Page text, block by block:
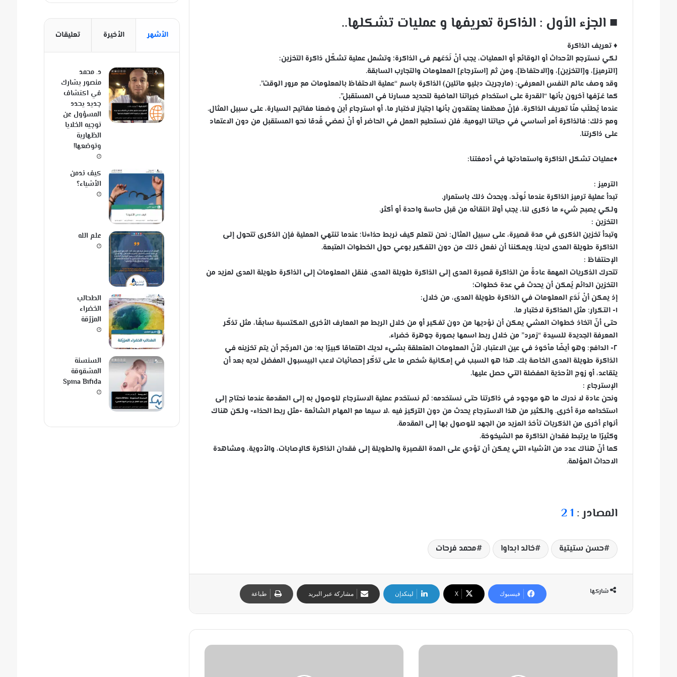
■ الجزء الأول : الذاكرة تعريفها و عمليات تشكلها..
♦️تعريف الذاكرة
لكي نسترجع الأحداث أو الوقائع أو العمليات، يجب أنْ نَدَعَهم فى الذاكرة؛ وتشمل عملية تشكّل ذاكرة التخزين:
[الترميز]، و[التخزين]، و[الاحتفاظ]، ومن ثم [استرجاع] المعلومات والتجارب السابقة.
وقد وصف عالم النفس المعرفي: (مارجريت دبليو ماتلين) الذاكرة باسم “عملية الاحتفاظ بالمعلومات مع مرور الوقت”.
كما عَـرّفها آخرون بأنها “القدرة على استخدام خبراتنا الماضية لتحديد مسارنا في المستقبل”.
عندما يُطلَب منّا تعريف الذاكرة، فإنّ معظمنا يعتقدون بأنها اجتياز لاختبار ما، أو استرجاع أين وضعنا مفاتيح السيارة، على سبيل المثال.
ومع ذلك؛ فالذاكرة أمر أساسي في حياتنا اليومية. فلن نستطيع العمل في الحاضر أو أنْ نمضي قُدمًا نحو المستقبل من دون الاعتماد
على ذاكرتنا.
♦️عمليات تشكل الذاكرة واستعادتها في أدمغتنا:
الترميز :
تبدأ عملية ترميز الذاكرة عندما نُولَـد، ويحدث ذلك باستمرار.
ولكي يصبح شيء ما ذكرى لنا، يجب أولاً انتقائه من قبل حاسة واحدة أو أكثر.
التخزين :
وتبدأ تخزين الذكرى في مدة قصيرة، على سبيل المثال: نحن نتعلم كيف نربط حذاءنا؛ عندما تنتهي العملية فإن الذكرى تتحول إلى
الذاكرة طويلة المدى لدينا. ويمكننا أن نفعل ذلك من دون التفكير بوعي حول الخطوات المتبعة.
الإحنتفاظ :
تتحرك الذكريات المهمة عادةً من الذاكرة قصيرة المدى إلى الذاكرة طويلة المدى. فنقل المعلومات إلى الذاكرة طويلة المدى لمزيد من
التخزين الدائم يُمكن أن يحدث في عدة خطوات؛
إذ يمكن أنْ نَدَع المعلومات في الذاكرة طويلة المدى، من خلال:
١- التكرار: مثل المذاكرة لاختبار ما.
حتى أنّ اتخاذ خطوات المشي يمكن أن نؤديها من دون تفكير أو من خلال الربط مع المعارف الأخرى المكتسبة سابقًا، مثل تذكّر
المعرفة الجديدة للسيدة “زمرد” من خلال ربط اسمها بصورة جوهرة خضراء.
٢- الدافع: وهو أيضًا مأخوذ في عين الاعتبار، لأنّ المعلومات المتعلقة بشيء لديك اهتمامًا كبيرًا به؛ من المرجّح أن يتم تخزينه في
الذاكرة طويلة المدى الخاصة بك. هذا هو السبب في إمكانية شخص ما على تذكّر إحصائيات لاعب البيسبول المفضل لديه بعد أن
يتقاعد، أو زوج الأحذية المفضلة التي حصل عليها.
الإسترجاع :
ونحن عادة لا ندرك ما هو موجود في ذاكرتنا حتى نستخدمه؛ ثم نستخدم عملية الاسترجاع للوصول به إلى المقدمة عندما نحتاج إلى
استخدامه مرة أخرى. والكثير من هذا الاسترجاع يحدث من دون التركيز فيه ،لا سيما مع المهام الشائعة -مثل ربط الحذاء- ولكن هناك
أنواع أخرى من الذكريات تأخذ المزيد من الجهد للوصول بها إلى المقدمة.
وكثيرًا ما يرتبط فقدان الذاكرة مع الشيخوخة.
كما أنّ هناك عدد من الأشياء التي يمكن أن تؤدي على المدة القصيرة والطويلة إلى فقدان الذاكرة كالإصابات، والأدوية، ومشاهدة
الاحداث المؤلمة.
المصادر : 1
2
حسن ستيتية خالد ابداوا محمد فرحات
شاركها فيسبوك ‫X لينكدإن مشاركة عبر البريد طباعة
ح
ق
الأشهر الأخيرة تعليقات
د. محمد
منصور يشارك
في اكتشاف
جديد يحدد
المسؤول عن
توجيه الخلايا
الظهارية
وتوضعها!
كيف ندمن
الأشياء؟
علم الله
الطحالب
الخضراء
المزرّقة
السنسنة
المشقوقة
Spina Bifida